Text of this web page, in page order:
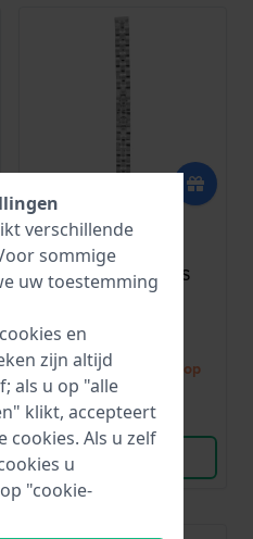
Swarovski
5098941
Daytime 14 mm RVS
schakelband
● Binnenkort weer op
voorraad
Vergelijk
Bekijk Product
verschillende
sommige
uw toestemming
en
zijn altijd
als u op "alle
klikt, accepteert
cookies. Als u zelf
u
"cookie-